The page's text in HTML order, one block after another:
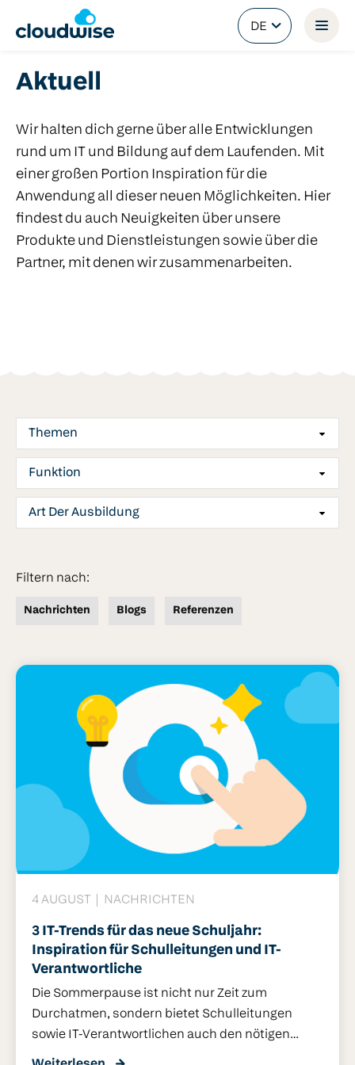
DE
Aktuell
Wir halten dich gerne über alle Entwicklungen
rund um IT und Bildung auf dem Laufenden. Mit
einer großen Portion Inspiration für die
Anwendung all dieser neuen Möglichkeiten. Hier
findest du auch Neuigkeiten über unsere
Produkte und Dienstleistungen sowie über die
Partner, mit denen wir zusammenarbeiten.
Themen
Funktion
Art Der Ausbildung
Hochschulbildung
Weiteres
Filtern nach:
Nachrichten Blogs Referenzen
4 AUGUST NACHRICHTEN
3 IT-Trends für das neue Schuljahr:
Inspiration für Schulleitungen und IT-
Verantwortliche
Die Sommerpause ist nicht nur Zeit zum
Durchatmen, sondern bietet Schulleitungen
sowie IT-Verantwortlichen auch den nötigen
Freiraum, um strategische Weichen für das
Doch worauf kommt es im neuen Schuljahr an?